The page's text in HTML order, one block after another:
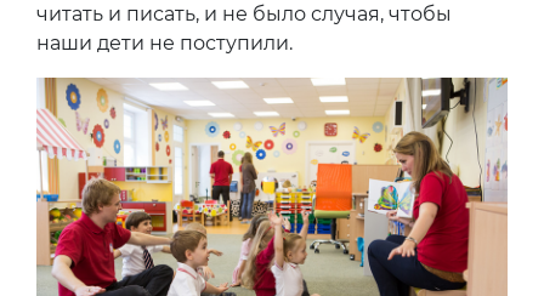
читать и писать, и не было случая, чтобы
наши дети не поступили.